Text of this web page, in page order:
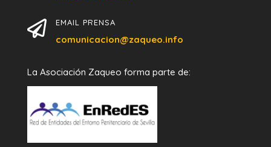
 EMAIL PRENSA
comunicacion@zaqueo.info
La Asociación Zaqueo forma parte de: